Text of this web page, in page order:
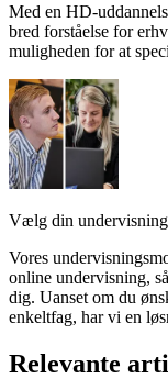
Med en HD-
bred forståelse for
muligheden for at
Vælg din
Vores
online undervisning,
dig. Uanset om du
enkeltfag, har vi en
Relevante